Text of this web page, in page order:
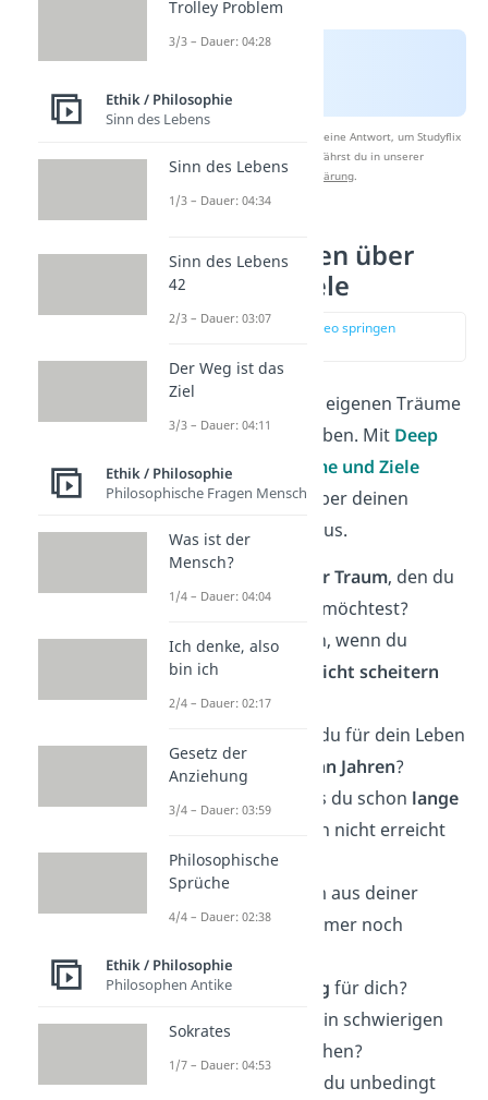
Nach Beantwortung speichern wir deine Antwort, um Studyflix
zu verbessern. Mehr dazu erfährst du in unserer
Datenschutzerklärung.
Deep Talk Fragen über
Träume und Ziele
zur Stelle im Video springen
Jeder Mensch hat seine eigenen Träume
und Ziele, die ihn antreiben. Mit Deep
Talk Fragen über Träume und Ziele
findest du genau das über deinen
Gesprächspartner heraus.
Was ist dein
größter Traum, den du
noch verwirklichen möchtest?
Was würdest du tun, wenn du
wüsstest, dass du
nicht scheitern
kannst?
Welche Vision hast du für dein Leben
in den nächsten
zehn Jahren?
Gibt es ein Ziel, dass du schon lange
, aber noch nicht erreicht
hast?
Gibt es einen Traum aus deiner
Kindheit, den du immer noch
verfolgst?
Was bedeutet
Erfolg für dich?
Was
dich in schwierigen
Zeiten weiterzumachen?
Was ist ein Ziel, das du unbedingt
Trolley Problem
3/3 – Dauer: 04:28
Ethik / Philosophie
Sinn des Lebens
Sinn des Lebens
1/3 – Dauer: 04:34
Sinn des Lebens
42
2/3 – Dauer: 03:07
Der Weg ist das
Ziel
3/3 – Dauer: 04:11
Ethik / Philosophie
Philosophische Fragen Mensch
Was ist der
Mensch?
1/4 – Dauer: 04:04
Ich denke, also
bin ich
2/4 – Dauer: 02:17
Gesetz der
Anziehung
3/4 – Dauer: 03:59
Philosophische
Sprüche
4/4 – Dauer: 02:38
Ethik / Philosophie
Philosophen Antike
Sokrates
1/7 – Dauer: 04:53